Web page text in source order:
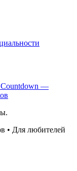
Countdown —
• Для любителей